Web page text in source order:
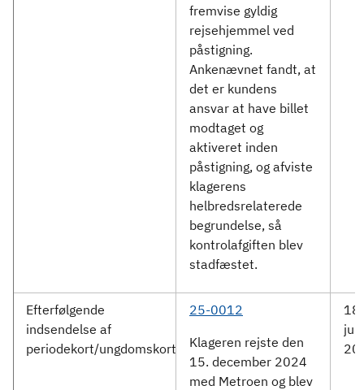
fremvise gyldig
rejsehjemmel ved
påstigning.
Ankenævnet fandt, at
det er kundens
ansvar at have billet
modtaget og
aktiveret inden
påstigning, og afviste
klagerens
helbredsrelaterede
begrundelse, så
kontrolafgiften blev
stadfæstet.
Efterfølgende
indsendelse af
periodekort/ungdomskort
25-0012
Klageren rejste den
15. december 2024
med Metroen og blev
18.
juni